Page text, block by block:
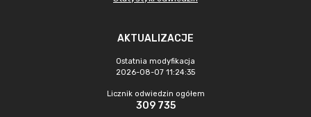
AKTUALIZACJE
Ostatnia modyfikacja
2026-08-07 11:24:35
Licznik odwiedzin ogółem
309 735